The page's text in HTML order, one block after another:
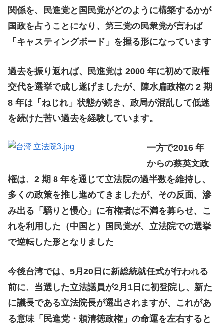
関係を、民進党と国民党がどのように構築するかが
国政を占うことになり、第三党の民衆党が言わば
「キャスティングボード」を握る形になっています
過去を振り返れば、民進党は 2000 年に初めて政権
交代を選挙で成し遂げましたが、陳水扁政権の 2 期
8 年は「ねじれ」状態が続き、政局が混乱して低迷
を続けた苦い過去を経験しています。
一方で2016 年
からの蔡英文政
権は、2 期 8 年を通じて立法院の過半数を維持し、
多くの政策を推し進めてきましたが、その反面、滲
み出る「驕りと慢心」に有権者は不満を募らせ、こ
れを利用した（中国と）国民党が、立法院での選挙
で逆転した形となりました
今後台湾では、5月20日に新総統就任式が行われる
前に、当選した立法議員が2月1日に初登院し、新た
に議長である立法院長が選出されますが、これがあ
る意味「民進党・頼清徳政権」の命運を左右すると